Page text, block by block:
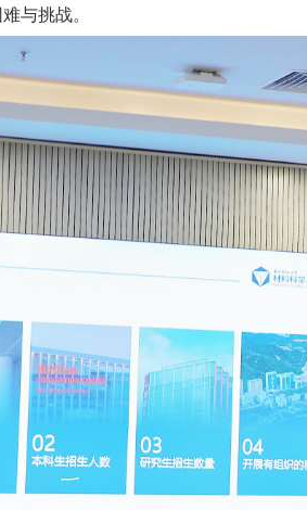
与挑战。